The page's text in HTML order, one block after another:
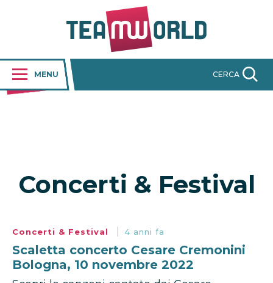
MENU CERCA
Concerti & Festival
Concerti & Festival 4 anni fa
Scaletta concerto Cesare Cremonini
Bologna, 10 novembre 2022